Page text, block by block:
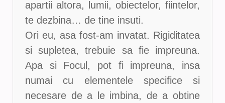
apartii altora, lumii, obiectelor, fiintelor,
te dezbina… de tine insuti.
Ori eu, asa fost-am invatat. Rigiditatea
si supletea, trebuie sa fie impreuna.
Apa si Focul, pot fi impreuna, insa
numai cu elementele specifice si
necesare de a le imbina, de a obtine